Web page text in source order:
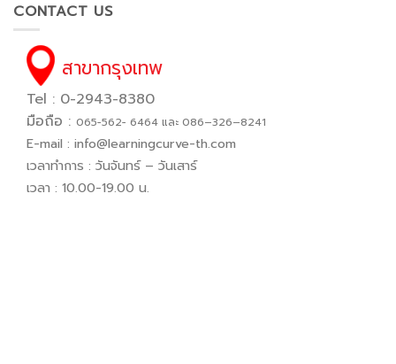
CONTACT US
สาขากรุงเทพ
Tel : 0-2943-8380
มือถือ : 065−562− 6464 และ 086–326–8241
E-mail : info@learningcurve-th.com
เวลาทำการ : วันจันทร์ – วันเสาร์
เวลา : 10.00-19.00 น.